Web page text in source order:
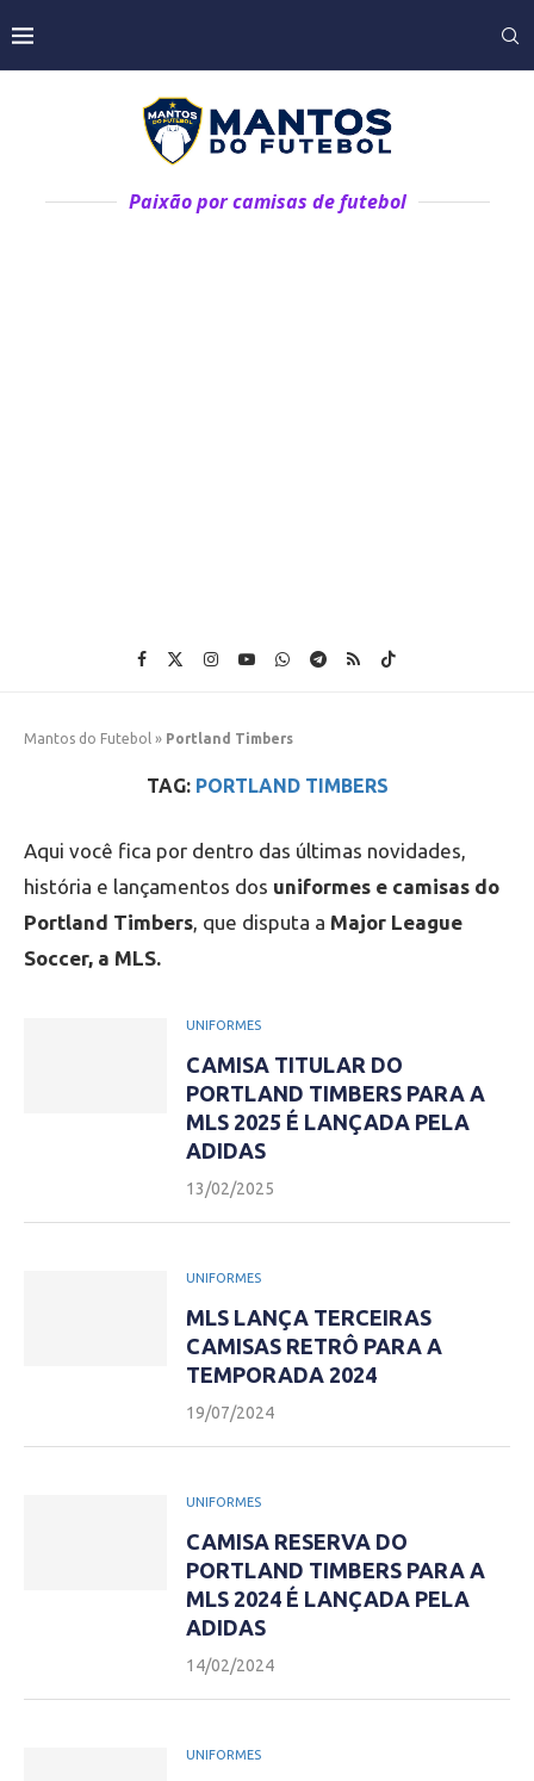
Paixão por camisas de futebol
Mantos do Futebol » Portland Timbers
TAG: PORTLAND TIMBERS
Aqui você fica por dentro das últimas novidades,
história e lançamentos dos uniformes e camisas do
Portland Timbers, que disputa a Major League
Soccer, a MLS.
UNIFORMES
CAMISA TITULAR DO
PORTLAND TIMBERS PARA A
MLS 2025 É LANÇADA PELA
ADIDAS
13/02/2025
UNIFORMES
MLS LANÇA TERCEIRAS
CAMISAS RETRÔ PARA A
TEMPORADA 2024
19/07/2024
UNIFORMES
CAMISA RESERVA DO
PORTLAND TIMBERS PARA A
MLS 2024 É LANÇADA PELA
ADIDAS
14/02/2024
UNIFORMES